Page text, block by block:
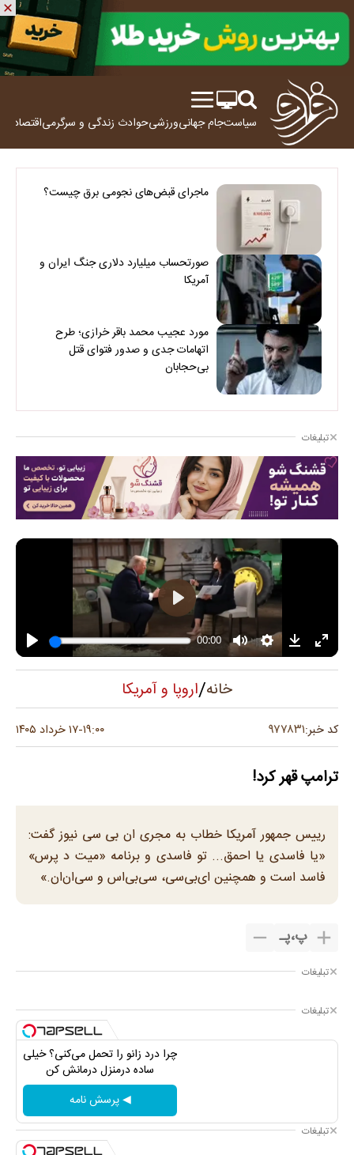
سیاستجام جهانیورزشیحوادث زندگی و سرگرمیاقتصاد
ماجرای قبض‌های نجومی برق چیست؟
صورتحساب میلیارد دلاری جنگ ایران و
آمریکا
مورد عجیب محمد باقر خرازی؛ طرح
اتهامات جدی و صدور فتوای قتل
بی‌حجابان
تبلیغات
خانه/اروپا و آمریکا
کد خبر:۹۷۷۸۳۱ ۱۹:۰۰-۱۷ خرداد ۱۴۰۵
ترامپ قهر کرد!
رییس جمهور آمریکا خطاب به مجری ان بی سی نیوز گفت:
«یا فاسدی یا احمق... تو فاسدی و برنامه «میت د پرس»
فاسد است و همچنین ای‌بی‌سی، سی‌بی‌اس و سی‌ان‌ان.»
پ،پـ
تبلیغات
تبلیغات
چرا درد زانو را تحمل می‌کنی؟ خیلی
ساده درمنزل درمانش کن
◀ پرسش نامه
تبلیغات